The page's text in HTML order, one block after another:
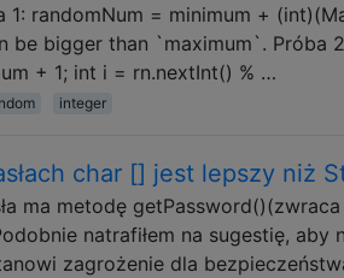
1: randomNum = minimum +
be bigger than `maximum`. Próba
+ 1; int i = rn.nextInt() % …
integer
char [] jest lepszy niż
ma metodę
natrafiłem na sugestię, aby
zagrożenie dla